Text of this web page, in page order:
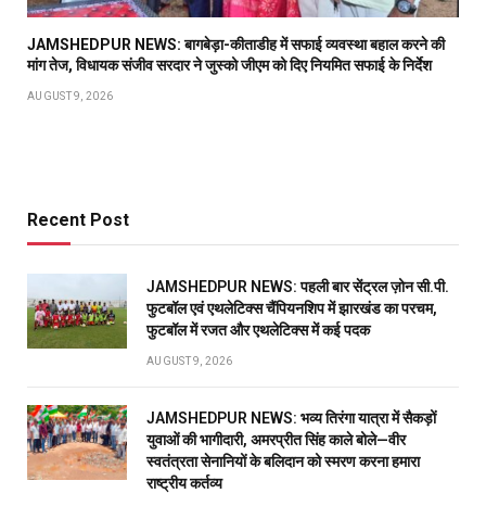
JAMSHEDPUR NEWS: बागबेड़ा-कीताडीह में सफाई व्यवस्था बहाल करने की
मांग तेज, विधायक संजीव सरदार ने जुस्को जीएम को दिए नियमित सफाई के निर्देश
AUGUST 9, 2026
Recent Post
JAMSHEDPUR NEWS: पहली बार सेंट्रल ज़ोन सी.पी.
फुटबॉल एवं एथलेटिक्स चैंपियनशिप में झारखंड का परचम,
फुटबॉल में रजत और एथलेटिक्स में कई पदक
AUGUST 9, 2026
JAMSHEDPUR NEWS: भव्य तिरंगा यात्रा में सैकड़ों
युवाओं की भागीदारी, अमरप्रीत सिंह काले बोले—वीर
स्वतंत्रता सेनानियों के बलिदान को स्मरण करना हमारा
राष्ट्रीय कर्तव्य